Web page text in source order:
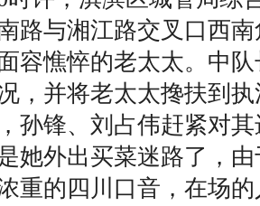
路与湘江路交叉口西
容憔悴的老太太。中
，并将老太太搀扶到
孙锋、刘占伟赶紧对
她外出买菜迷路了，
重的四川口音，在场